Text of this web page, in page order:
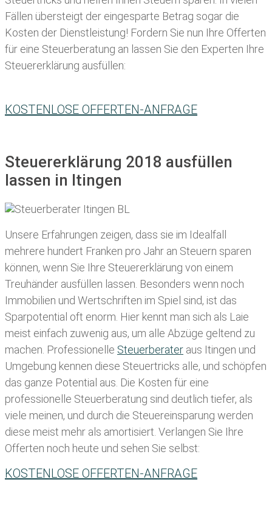
Fällen übersteigt der eingesparte Betrag sogar die
Kosten der Dienstleistung! Fordern Sie nun Ihre Offerten
für eine Steuerberatung an lassen Sie den Experten Ihre
Steuererklärung ausfüllen:
KOSTENLOSE OFFERTEN-ANFRAGE
Steuererklärung 2018 ausfüllen
lassen in Itingen
Unsere Erfahrungen zeigen, dass sie im Idealfall
mehrere hundert Franken pro Jahr an Steuern sparen
können, wenn Sie Ihre Steuererklärung von einem
Treuhänder ausfüllen lassen . Besonders wenn noch
Immobilien und Wertschriften im Spiel sind, ist das
Sparpotential oft enorm. Hier kennt man sich als Laie
meist einfach zuwenig aus, um alle Abzüge geltend zu
machen. Professionelle Steuerberater aus Itingen und
Umgebung kennen diese Steuertricks alle, und schöpfen
das ganze Potential aus. Die Kosten für eine
professionelle Steuerberatung sind deutlich tiefer, als
viele meinen, und durch die Steuereinsparung werden
diese meist mehr als amortisiert. Verlangen Sie Ihre
Offerten noch heute und sehen Sie selbst:
KOSTENLOSE OFFERTEN-ANFRAGE